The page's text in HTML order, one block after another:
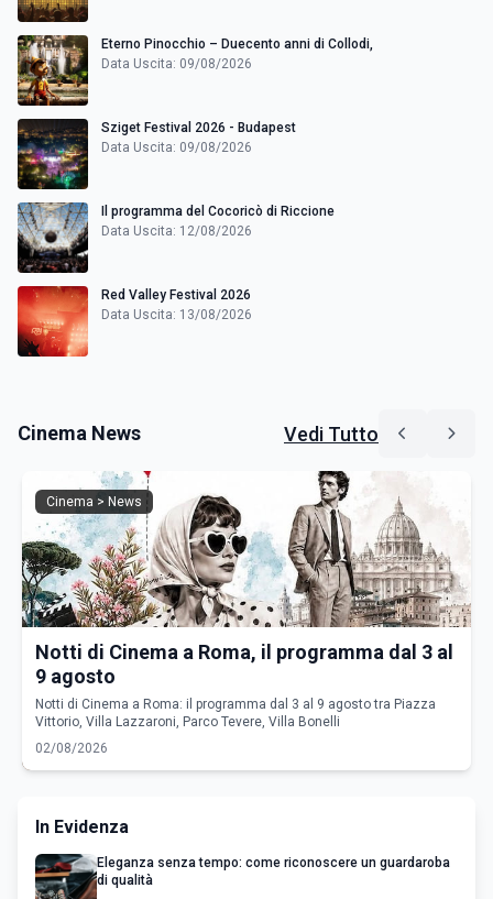
Eterno Pinocchio – Duecento anni di Collodi,
Data Uscita: 09/08/2026
Sziget Festival 2026 - Budapest
Data Uscita: 09/08/2026
Il programma del Cocoricò di Riccione
Data Uscita: 12/08/2026
Red Valley Festival 2026
Data Uscita: 13/08/2026
Cinema News Vedi Tutto
Cinema > News
Notti di Cinema a Roma, il programma dal 3 al
9 agosto
Notti di Cinema a Roma: il programma dal 3 al 9 agosto tra Piazza
Vittorio, Villa Lazzaroni, Parco Tevere, Villa Bonelli
02/08/2026
In Evidenza
Eleganza senza tempo: come riconoscere un guardaroba
di qualità